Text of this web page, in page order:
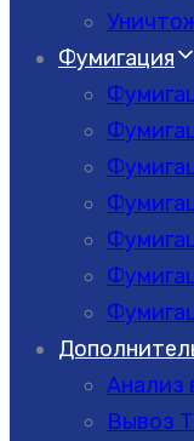
Фумигация
Анализ
Вывоз